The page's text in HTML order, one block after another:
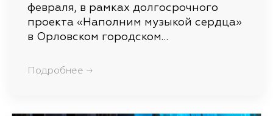
февраля, в рамках долгосрочного
проекта «Наполним музыкой сердца»
в Орловском городском…
Подробнее →